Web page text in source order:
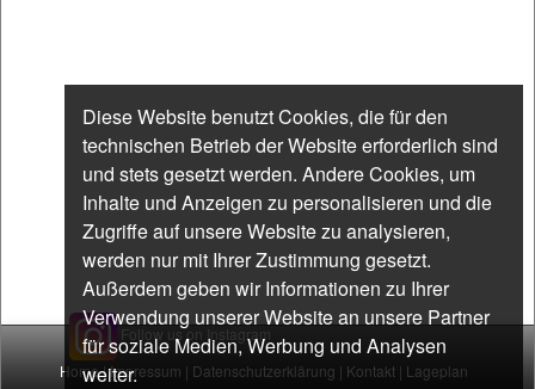
Follow us on Instagram
Home|Impressum | Datenschutzerklärung | Kontakt | Lageplan
Diese Website benutzt Cookies, die für den
technischen Betrieb der Website erforderlich sind
und stets gesetzt werden. Andere Cookies, um
Inhalte und Anzeigen zu personalisieren und die
Zugriffe auf unsere Website zu analysieren,
werden nur mit Ihrer Zustimmung gesetzt.
Außerdem geben wir Informationen zu Ihrer
Verwendung unserer Website an unsere Partner
für soziale Medien, Werbung und Analysen
weiter.